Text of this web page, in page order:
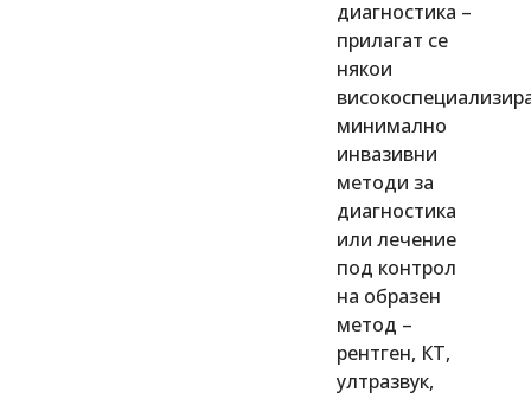
диагностика –
прилагат се
някои
минимално
инвазивни
методи за
диагностика
или лечение
под контрол
на образен
метод –
рентген, КТ,
ултразвук,